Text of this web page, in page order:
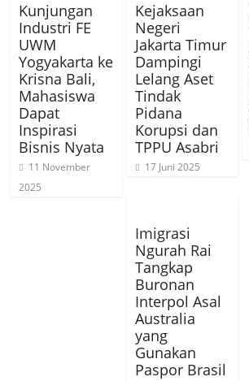
Kunjungan
Industri FE
UWM
Yogyakarta ke
Krisna Bali,
Mahasiswa
Dapat
Inspirasi
Bisnis Nyata
11 November
2025
Kejaksaan
Negeri
Jakarta Timur
Dampingi
Lelang Aset
Tindak
Pidana
Korupsi dan
TPPU Asabri
17 Juni 2025
Imigrasi
Ngurah Rai
Tangkap
Buronan
Interpol Asal
Australia
yang
Gunakan
Paspor Brasil